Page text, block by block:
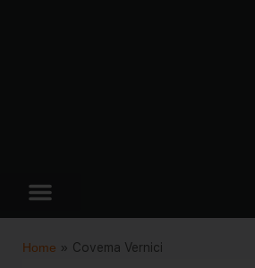
Home » Covema Vernici